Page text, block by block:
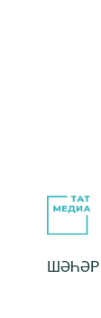
ШӘҺӘР